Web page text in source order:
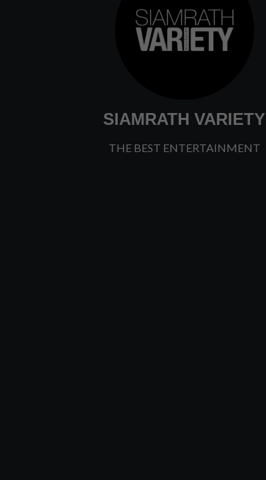
SIAMRATH VARIETY
THE BEST ENTERTAINMENT